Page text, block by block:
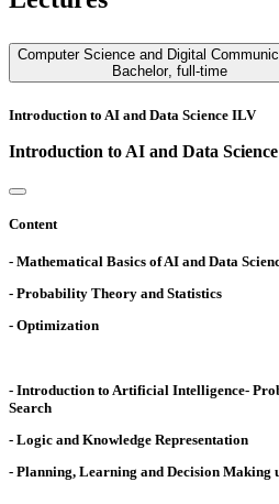
Computer Science and Digital
Bachelor, full-time
Introduction to AI and Data Science ILV
Introduction to AI and Data
Content
- Mathematical Basics of AI and Data
- Probability Theory and Statistics
- Optimization
- Introduction to Artificial Intelligence-
Search
- Logic and Knowledge Representation
- Planning, Learning and Decision Making